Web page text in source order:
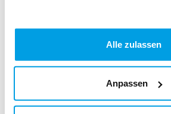
Alle zulassen
Anpassen